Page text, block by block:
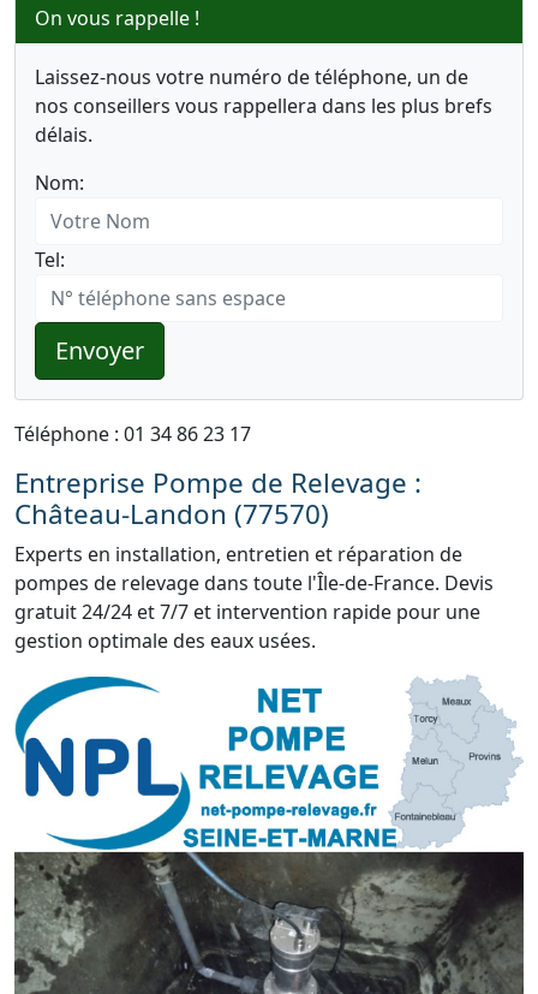
On vous rappelle !
Laissez-nous votre numéro de téléphone, un de
nos conseillers vous rappellera dans les plus brefs
délais.
Nom:
Tel:
Envoyer
Téléphone : 01 34 86 23 17
Entreprise Pompe de Relevage :
Château-Landon (77570)
Experts en installation, entretien et réparation de
pompes de relevage dans toute l'Île-de-France. Devis
gratuit 24/24 et 7/7 et intervention rapide pour une
gestion optimale des eaux usées.